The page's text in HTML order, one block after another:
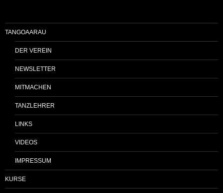
TANGOAARAU
DER VEREIN
NEWSLETTER
MITMACHEN
TANZLEHRER
LINKS
VIDEOS
IMPRESSUM
KURSE